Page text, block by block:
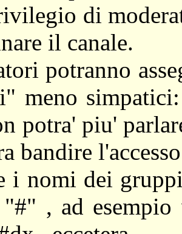
di
il canale.
potranno
meno
potra' piu'
bandire
i nomi dei
"#" , ad